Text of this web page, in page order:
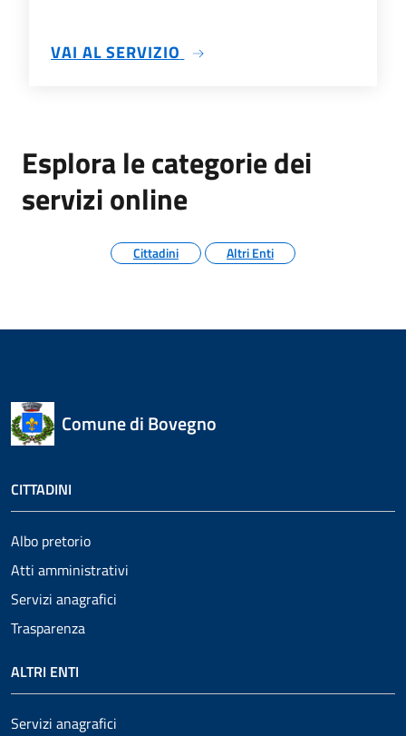
VAI AL SERVIZIO SU VISURA DATI
Esplora le categorie dei
servizi online
Cittadini Altri Enti
Comune di Bovegno
CITTADINI
Albo pretorio
Atti amministrativi
Servizi anagrafici
Trasparenza
ALTRI ENTI
Servizi anagrafici